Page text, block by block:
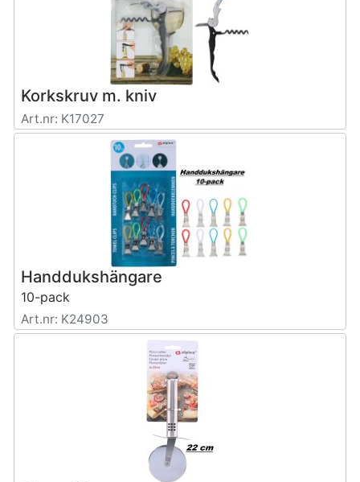
Korkskruv m. kniv
Art.nr: K17027
Handdukshängare
10-pack
Art.nr: K24903